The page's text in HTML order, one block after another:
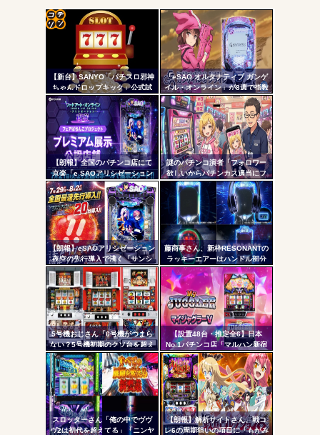
パチンコで人気のないキャラを青色担当にするのやめろや
ワイ、パチンコ屋店員の目の前で会員カードを握り潰し
「今までありがとう」と...
無職のパチンコカス(22)なんやが、ワイの人生どれくらい
ヤバいか教えて？...
AngelBeats!とかいうクソアニメの思い出ｗｗｗ
Powered by livedoor 相互RSS
【新台】SANYO「パチスロ邪神
ちゃんドロップキック」公式試
打動画公開！演出の作り込みい
いなｗｗｗ
「eSAO オルタナティブ ガンゲ
イル・オンライン」が8週で指数
割れ
【朗報】全国のパチンコ店にて
京楽「e SAOアリシゼーション
夜空」のデモ機プレミアム展示
が始まる！SAOファンは急
げ！！！
謎のパチンコ演者「フォロワー
欲しいからパチンカス適当にフ
ォローしよう」「フォロー返し
て来ないやつリムろ」←これで
何回もフォローしてくるのウザ
がられてますよ
【朗報】eSAOアリシゼーション
夜空の先行導入で沸く「サンシ
ャインKYORAKU平針」2日連続
で総差枚10万枚超えの祭りを開
催中ｗｗｗｗ
藤商事さん、新枠RESONANTの
ラッキーエアーはハンドル部分
からのみで枠上部からの風は無
い模様。ヅラに配慮したか？
5号機おじさん「6号機がつまら
ない？5号機初期のクソ台を超え
る事は絶対に無理」
【設置48台・推定全6】日本
No.1パチンコ店「マルハン新宿
東宝ビル店」のマイジャグラ
ー、とんでもない事になるｗｗ
ｗｗｗ
スロッターさん「俺の中でヴヴ
ヴ2は初代を超えてる」「ニンヤ
【朗報】解析サイトさん、戦コ
レ6の周期狙いの項目に「もがみ
- 固
定リ
ンク
自動
更新
ツー
ル